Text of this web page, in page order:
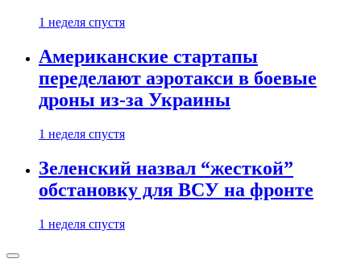
1 неделя спустя
Американские стартапы
переделают аэротакси в боевые
дроны из-за Украины
1 неделя спустя
Зеленский назвал “жесткой”
обстановку для ВСУ на фронте
1 неделя спустя